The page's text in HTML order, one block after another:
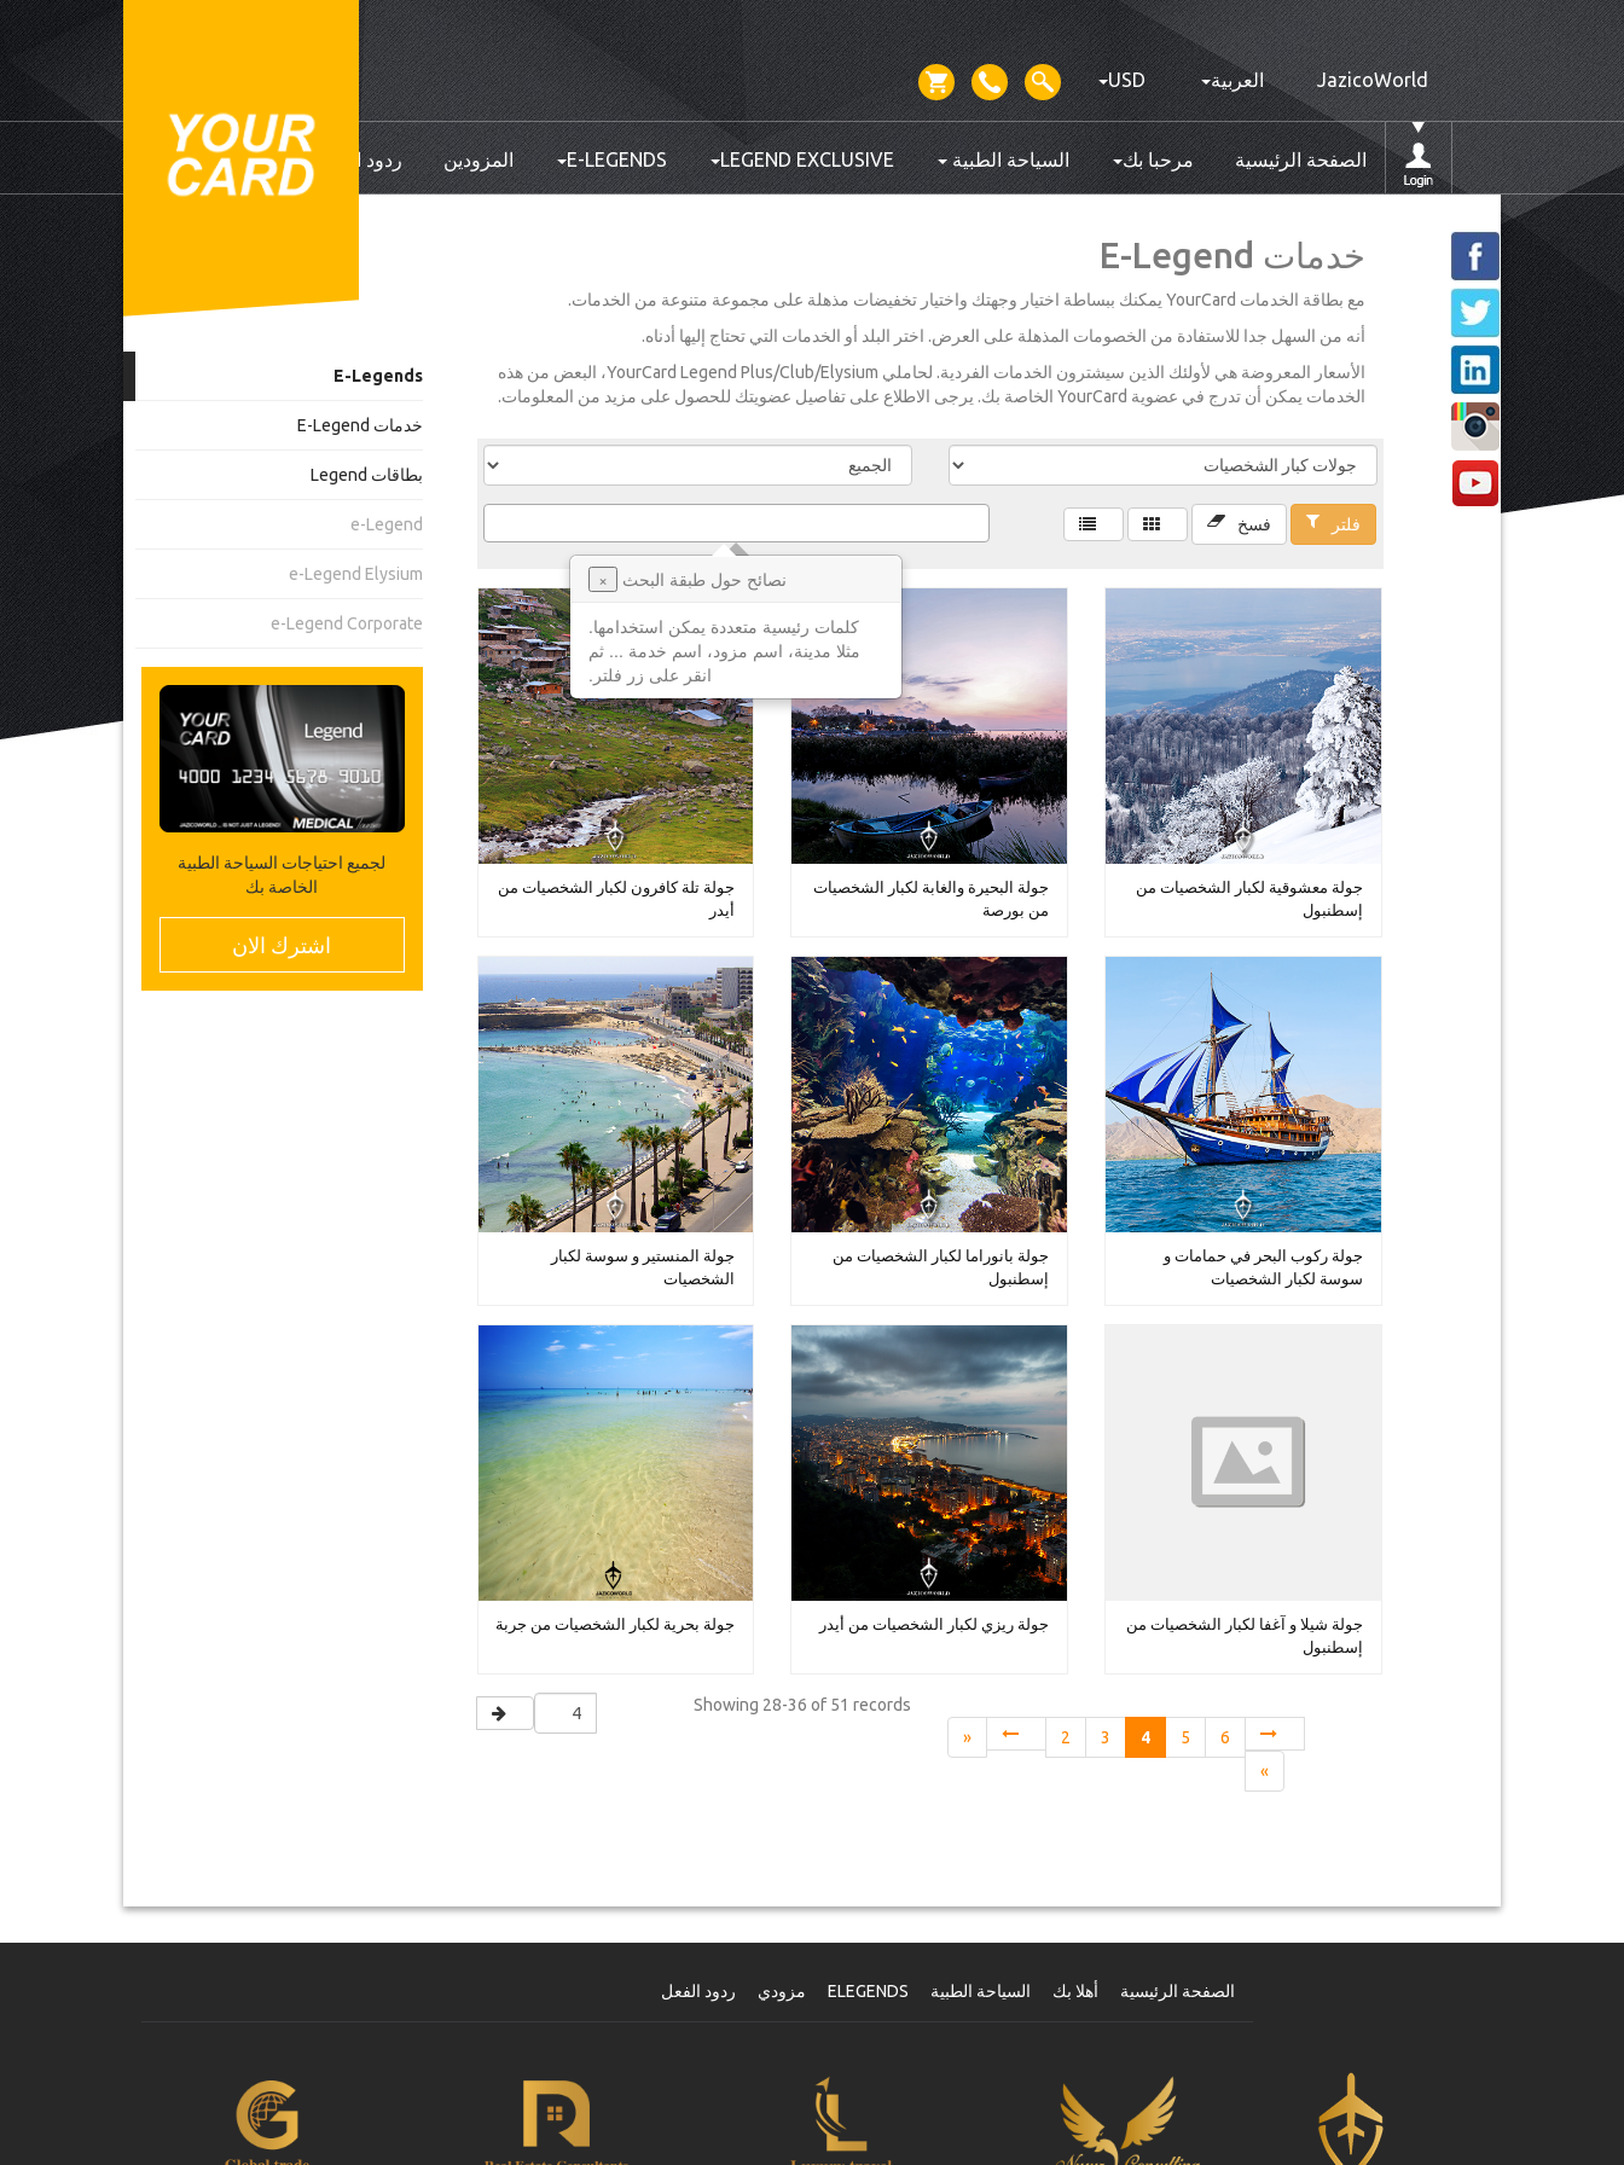
JazicoWorld العربية USD
الصفحة الرئيسية مرحبا بك السياحة الطبية LEGEND EXCLUSIVE
E-LEGENDS المزودين ردود الفعل
E-Legends
خدمات E-Legend
بطاقات Legend
e-Legend
e-Legend Elysium
e-Legend Corporate
لجميع احتياجات السياحة الطبية
الخاصة بك
اشترك الان
خدمات E-Legend
مع بطاقة الخدمات YourCard يمكنك ببساطة اختيار وجهتك واختيار تخفيضات مذهلة على مجموعة متنوعة من الخدمات.
أنه من السهل جدا للاستفادة من الخصومات المذهلة على العرض. اختر البلد أو الخدمات التي تحتاج إليها أدناه.
الأسعار المعروضة هي لأولئك الذين سيشترون الخدمات الفردية. لحاملي YourCard Legend Plus/Club/Elysium، البعض من هذه
الخدمات يمكن أن تدرج في عضوية YourCard الخاصة بك. يرجى الاطلاع على تفاصيل عضويتك للحصول على مزيد من المعلومات.
نصائح حول طبقة البحث
×
كلمات رئيسية متعددة يمكن استخدامها.
مثلا مدينة، اسم مزود، اسم خدمة ... ثم
انقر على زر فلتر.
فلتر فسخ
جولة تلة كافرون لكبار الشخصيات من
أيدر
جولة البحيرة والغابة لكبار الشخصيات
من بورصة
جولة معشوقية لكبار الشخصيات من
إسطنبول
جولة المنستير و سوسة لكبار
الشخصيات
جولة بانوراما لكبار الشخصيات من
إسطنبول
جولة ركوب البحر في حمامات و
سوسة لكبار الشخصيات
جولة بحرية لكبار الشخصيات من جربة جولة ريزي لكبار الشخصيات من أيدر
جولة شيلا و آغفا لكبار الشخصيات من
إسطنبول
Showing 28-36 of 51 records
«
2 3 4 5
6
»
الصفحة الرئيسية أهلا بك السياحة الطبية ELEGENDS مزودي ردود الفعل